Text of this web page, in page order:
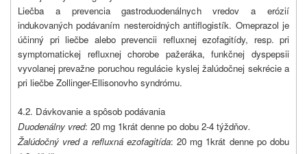
Liečba a prevencia gastroduodenálnych vredov a erózií
indukovaných podávaním nesteroidných antiflogistík. Omeprazol je
účinný pri liečbe alebo prevencii refluxnej ezofagitídy, resp. pri
symptomatickej refluxnej chorobe pažeráka, funkčnej dyspepsii
vyvolanej prevažne poruchou regulácie kyslej žalúdočnej sekrécie a
pri liečbe Zollinger-Ellisonovho syndrómu.
4.2. Dávkovanie a spôsob podávania
Duodenálny vred: 20 mg 1krát denne po dobu 2-4 týždňov.
Žalúdočný vred a refluxná ezofagitída: 20 mg 1krát denne po dobu